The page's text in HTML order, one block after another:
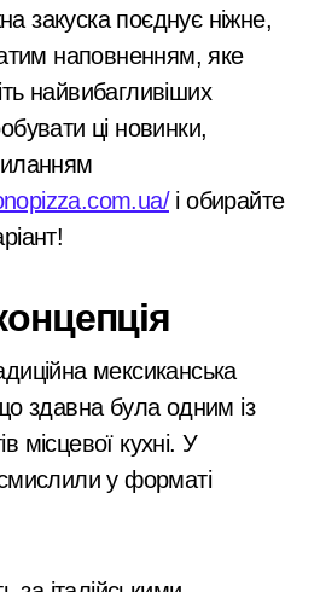
закуска поєднує ніжне,
наповненням, яке
найвибагливіших
ці новинки,
і обирайте
мексиканська
здавна була одним із
місцевої кухні. У
у форматі